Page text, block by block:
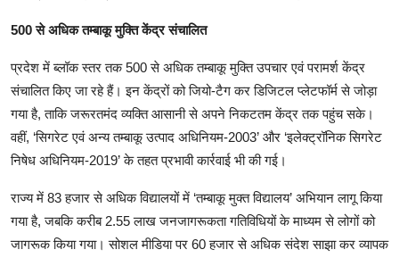
500 से अधिक तम्बाकू मुक्ति केंद्र संचालित
प्रदेश में ब्लॉक स्तर तक 500 से अधिक तम्बाकू मुक्ति उपचार एवं परामर्श केंद्र
संचालित किए जा रहे हैं। इन केंद्रों को जियो-टैग कर डिजिटल प्लेटफॉर्म से जोड़ा
गया है, ताकि जरूरतमंद व्यक्ति आसानी से अपने निकटतम केंद्र तक पहुंच सके।
वहीं, ‘सिगरेट एवं अन्य तम्बाकू उत्पाद अधिनियम-2003’ और ‘इलेक्ट्रॉनिक सिगरेट
निषेध अधिनियम-2019’ के तहत प्रभावी कार्रवाई भी की गई।
राज्य में 83 हजार से अधिक विद्यालयों में ‘तम्बाकू मुक्त विद्यालय’ अभियान लागू किया
गया है, जबकि करीब 2.55 लाख जनजागरूकता गतिविधियों के माध्यम से लोगों को
जागरूक किया गया। सोशल मीडिया पर 60 हजार से अधिक संदेश साझा कर व्यापक